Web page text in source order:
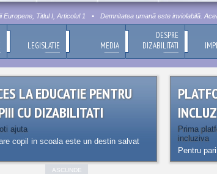
Titlul I, Articolul 1 • Demnitatea umană este inviolabilă.
LEGISLATIE MEDIA
DESPRE
DIZABILITATI
LA EDUCATIE PENTRU
CU DIZABILITATI
ajuta
copil in scoala este un destin salvat
Prima
incluziva
Pentru
ASCUNDE